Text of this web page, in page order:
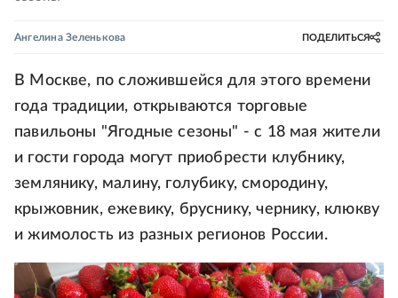
Ангелина Зеленькова ПОДЕЛИТЬСЯ
В Москве, по сложившейся для этого времени
года традиции, открываются торговые
павильоны "Ягодные сезоны" - с 18 мая жители
и гости города могут приобрести клубнику,
землянику, малину, голубику, смородину,
крыжовник, ежевику, бруснику, чернику, клюкву
и жимолость из разных регионов России.